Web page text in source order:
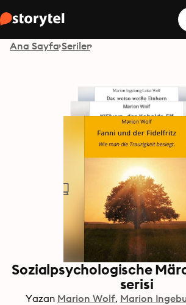
Ana Sayfa Seriler
Sozialpsychologische
serisi
Yazan Marion Wolf Marion